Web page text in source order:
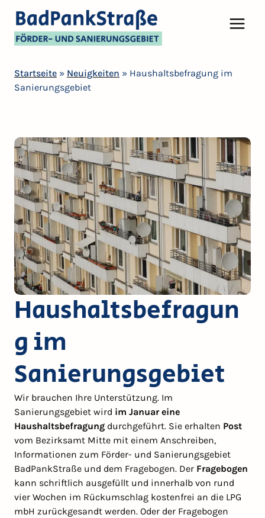
Startseite » Neuigkeiten » Haushaltsbefragung im
Sanierungsgebiet
Haushaltsbefragun
g im
Sanierungsgebiet
Wir brauchen Ihre Unterstützung. Im
Sanierungsgebiet wird im Januar eine
Haushaltsbefragung durchgeführt. Sie erhalten Post
vom Bezirksamt Mitte mit einem Anschreiben,
Informationen zum Förder- und Sanierungsgebiet
BadPankStraße und dem Fragebogen. Der Fragebogen
kann schriftlich ausgefüllt und innerhalb von rund
vier Wochen im Rückumschlag kostenfrei an die LPG
mbH zurückgesandt werden. Oder der Fragebogen